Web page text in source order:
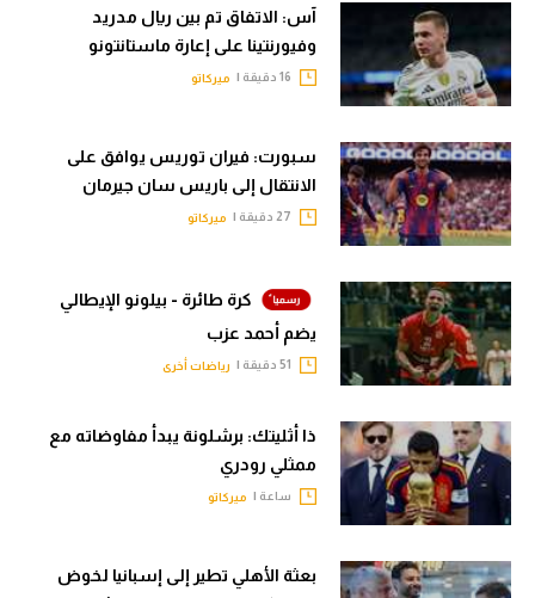
آس: الاتفاق تم بين ريال مدريد
وفيورنتينا على إعارة ماستانتونو
ميركاتو
سبورت: فيران توريس يوافق على
الانتقال إلى باريس سان جيرمان
ميركاتو
كرة طائرة - بيلونو الإيطالي
يضم أحمد عزب
رياضات أخرى
ذا أثليتك: برشلونة يبدأ مفاوضاته مع
ممثلي رودري
ساعة | ميركاتو
بعثة الأهلي تطير إلى إسبانيا لخوض